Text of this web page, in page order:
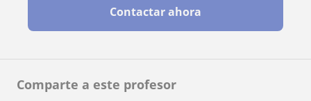
Comparte a este profesor
Contactar ahora